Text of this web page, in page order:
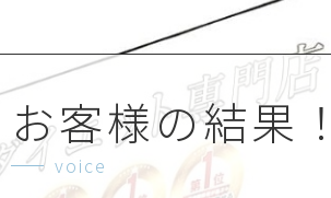
お客様の結果！
voice